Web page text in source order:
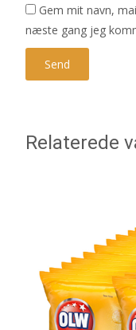
Gem mit navn,
næste gang jeg
Relaterede